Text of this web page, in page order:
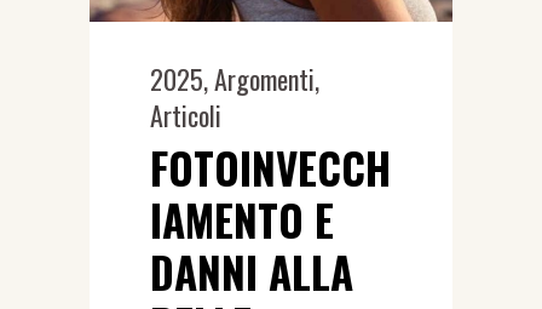
2025,Argomenti,
Articoli
FOTOINVECCH
IAMENTO E
DANNI ALLA